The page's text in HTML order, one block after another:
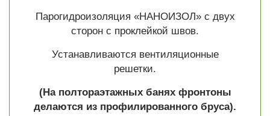
Парогидроизоляция «НАНОИЗОЛ» с двух
сторон с проклейкой швов.
Устанавливаются вентиляционные
решетки.
(На полтораэтажных банях фронтоны
делаются из профилированного бруса).